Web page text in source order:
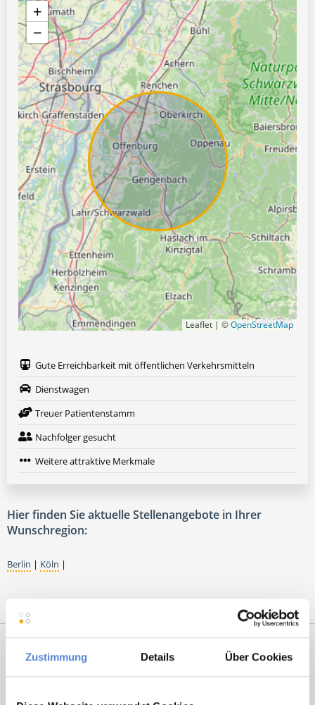
Zustimmung Details Über Cookies
+
−
Leaflet | ©OpenStreetMap
Gute Erreichbarkeit mit öffentlichen Verkehrsmitteln
Dienstwagen
Treuer Patientenstamm
Nachfolger gesucht
Weitere attraktive Merkmale
Hier finden Sie aktuelle Stellenangebote in Ihrer
Wunschregion:
Berlin | Köln |